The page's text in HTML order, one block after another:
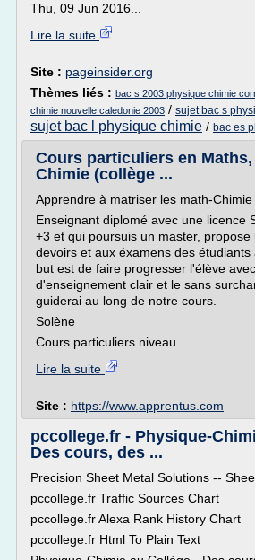
Thu, 09 Jun 2016...
Lire la suite
Site : pageinsider.org
Thèmes liés : bac s 2003 physique chimie
chimie nouvelle caledonie 2003 / sujet bac s
sujet bac l physique chimie / bac es
Cours particuliers en
Chimie (collège ...
Apprendre à matriser les math-
Enseignant diplomé avec une licence
+3 et qui poursuis un master, propose
devoirs et aux éxamens des étudiants
but est de faire progresser l'élève
d'enseignement clair et le sans
guiderai au long de notre cours.
Solène
Cours particuliers niveau...
Lire la suite
Site : https://www.apprentus.com
pccollege.fr - Physique-
Des cours, des ...
Precision Sheet Metal Solutions --
pccollege.fr Traffic Sources Chart
pccollege.fr Alexa Rank History Chart
pccollege.fr Html To Plain Text